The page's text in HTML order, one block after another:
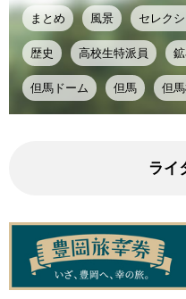
まとめ 風景 セレク
歴史 高校生特派員
但馬ドーム 但馬 但
ライ